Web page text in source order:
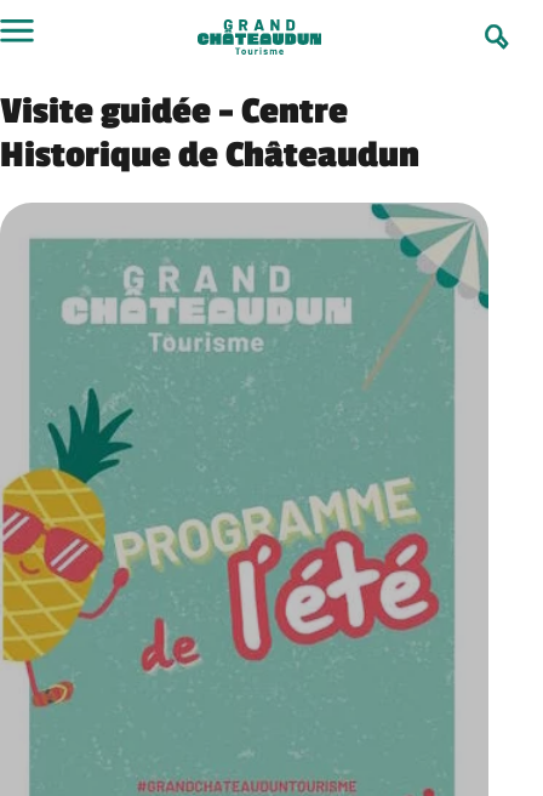
au
Visite guidée – Centre
Historique de Châteaudun